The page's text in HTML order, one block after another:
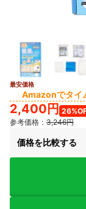
最安価格
Amazonでタイ
2,400円
参考価格： 3,246円
価格を比較する